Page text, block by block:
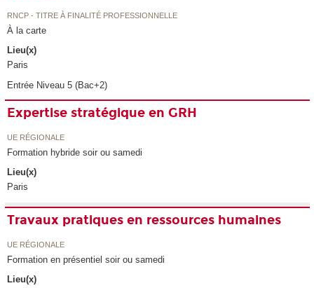
RNCP - TITRE À FINALITÉ PROFESSIONNELLE
À la carte
Lieu(x)
Paris
Entrée Niveau 5 (Bac+2)
Expertise stratégique en GRH
UE RÉGIONALE
Formation hybride soir ou samedi
Lieu(x)
Paris
Travaux pratiques en ressources humaines
UE RÉGIONALE
Formation en présentiel soir ou samedi
Lieu(x)